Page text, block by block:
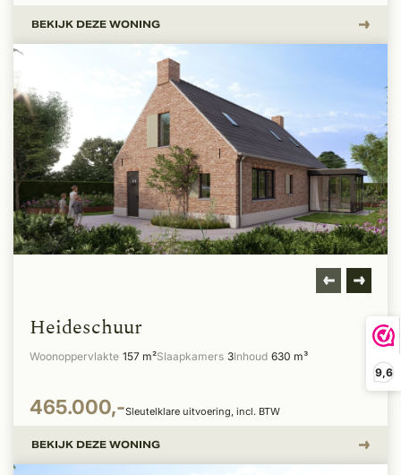
9,6
BEKIJK DEZE WONING
Heideschuur
Woonoppervlakte 157 m²Slaapkamers 3Inhoud 630 m³
465.000,-Sleutelklare uitvoering, incl. BTW
BEKIJK DEZE WONING